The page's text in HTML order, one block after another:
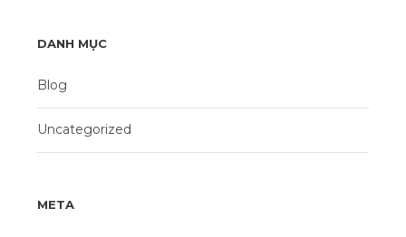
DANH MỤC
Blog
Uncategorized
META